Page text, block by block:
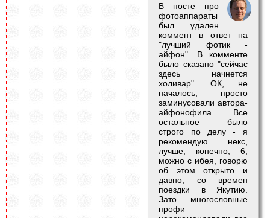
В посте про
фотоаппараты
был удален
коммент в ответ на
"лучший фотик -
айфон". В комменте
было сказано "сейчас
здесь начнется
холивар". ОК, не
началось, просто
заминусовали автора-
айфонофила. Все
остальное было
строго по делу - я
рекомендую некс,
лучше, конечно, 6,
можно с ибея, говорю
об этом открыто и
давно, со времен
поездки в Якутию.
Зато многословные
профи